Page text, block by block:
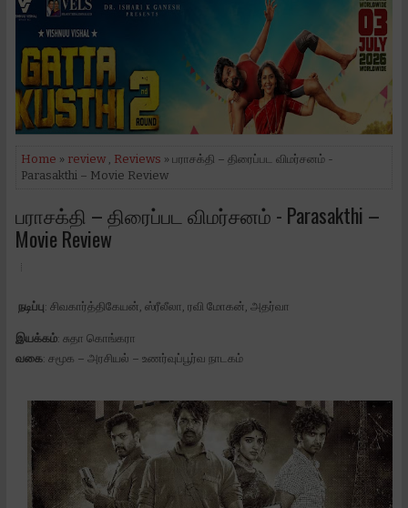
Home » review Reviews » பராசக்தி – திரைப்பட விமர்சனம் -
Parasakthi – Movie Review
பராசக்தி – திரைப்பட விமர்சனம் - Parasakthi –
Movie Review
நடிப்பு: சிவகார்த்திகேயன், ஸ்ரீலீலா, ரவி மோகன், அதர்வா
இயக்கம்: சுதா கொங்கரா
வகை: சமூக – அரசியல் – உணர்வுப்பூர்வ நாடகம்